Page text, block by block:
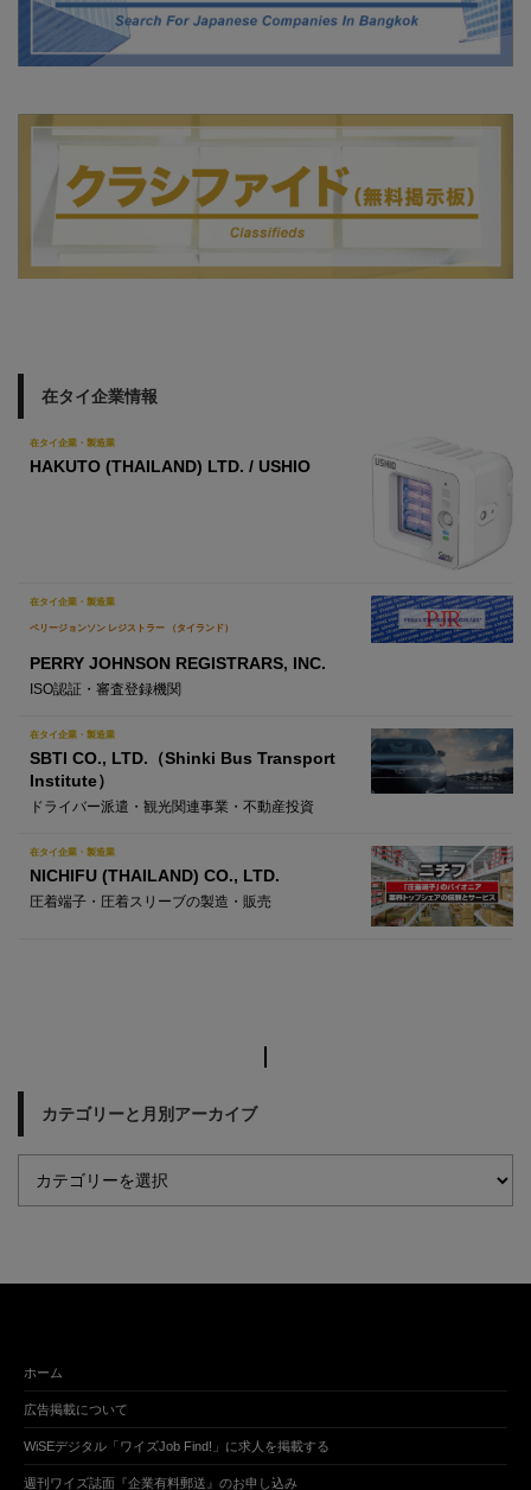
在タイ企業情報
在タイ企業・製造業
HAKUTO (THAILAND) LTD. / USHIO
在タイ企業・製造業
ペリージョンソン レジストラー （タイランド）
PERRY JOHNSON REGISTRARS, INC.
ISO認証・審査登録機関
在タイ企業・製造業
SBTI CO., LTD.（Shinki Bus Transport
Institute）
ドライバー派遣・観光関連事業・不動産投資
在タイ企業・製造業
NICHIFU (THAILAND) CO., LTD.
圧着端子・圧着スリーブの製造・販売
カテゴリーと月別アーカイブ
ホーム
広告掲載について
WiSEデジタル「ワイズJob Find!」に求人を掲載する
週刊ワイズ誌面『企業有料郵送』のお申し込み